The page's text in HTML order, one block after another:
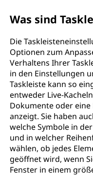
Was sind
Die
Optionen zum
Verhaltens Ihrer
in den Einstellungen
Taskleiste kann so
entweder Live-
Dokumente oder
anzeigt. Sie haben
welche Symbole in
und in welcher
wählen, ob jedes
geöffnet wird, wenn
Fenster in einem